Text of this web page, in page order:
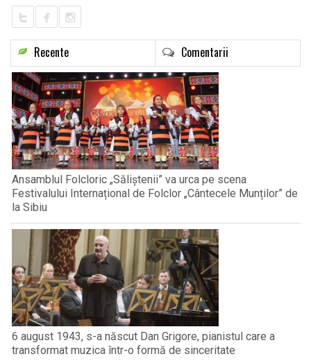
Recente Comentarii
Ansamblul Folcloric „Săliștenii” va urca pe scena
Festivalului Internațional de Folclor „Cântecele Munților” de
la Sibiu
6 august 1943, s-a născut Dan Grigore, pianistul care a
transformat muzica într-o formă de sinceritate